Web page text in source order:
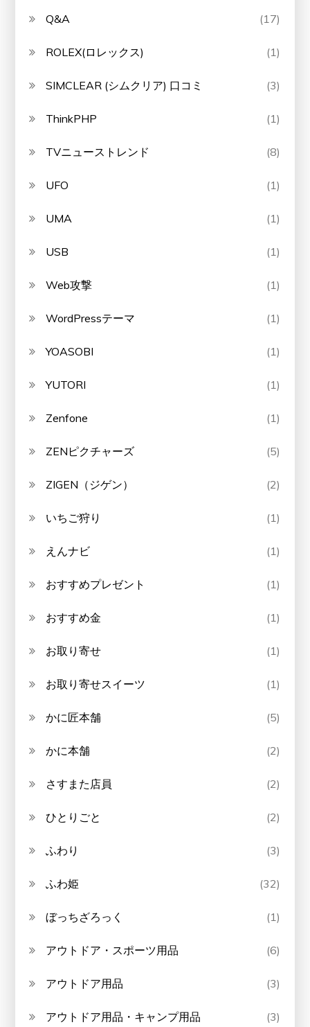
Q&A (17)
ROLEX(ロレックス) (1)
SIMCLEAR (シムクリア) 口コミ (3)
ThinkPHP (1)
TVニューストレンド (8)
UFO (1)
UMA (1)
USB (1)
Web攻撃 (1)
WordPressテーマ (1)
YOASOBI (1)
YUTORI (1)
Zenfone (1)
ZENピクチャーズ (5)
ZIGEN（ジゲン） (2)
いちご狩り (1)
えんナビ (1)
おすすめプレゼント (1)
おすすめ金 (1)
お取り寄せ (1)
お取り寄せスイーツ (1)
かに匠本舗 (5)
かに本舗 (2)
さすまた店員 (2)
ひとりごと (2)
ふわり (3)
ふわ姫 (32)
ぼっちざろっく (1)
アウトドア・スポーツ用品 (6)
アウトドア用品 (3)
アウトドア用品・キャンプ用品 (3)